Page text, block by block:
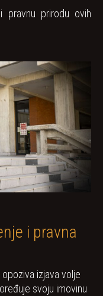
pravnu prirodu ovih
i pravna
izjava volje
svoju imovinu